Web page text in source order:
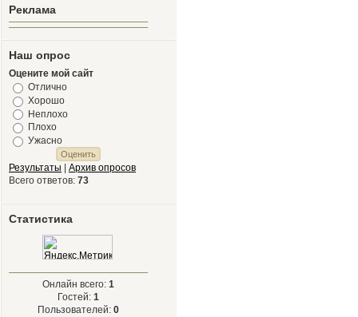
Реклама
Наш опрос
Оцените мой сайт
Отлично
Хорошо
Неплохо
Плохо
Ужасно
Результаты
Архив опросов
Всего ответов: 73
Статистика
Онлайн всего: 1
Гостей: 1
Пользователей: 0